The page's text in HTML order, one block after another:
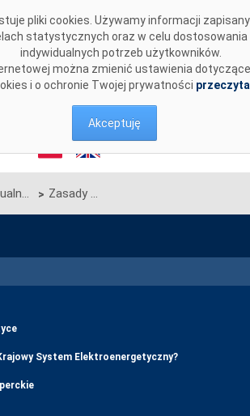
pliki cookies. Używamy informacji
statystycznych oraz w celu dostosowania
indywidualnych potrzeb użytkowników.
można zmienić ustawienia
i o ochronie Twojej prywatności
Akceptuję
Aktualności > Zasady udostępniania zdolności przesyłowych w 2006 r. przed rozpoczęciem przetargów dobowych
System Elektroenergetyczny?